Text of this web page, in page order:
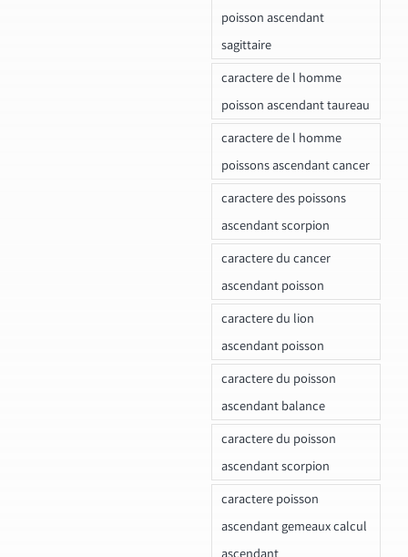
poisson ascendant
sagittaire
caractere de l homme
poisson ascendant taureau
caractere de l homme
poissons ascendant cancer
caractere des poissons
ascendant scorpion
caractere du cancer
ascendant poisson
caractere du lion
ascendant poisson
caractere du poisson
ascendant balance
caractere du poisson
ascendant scorpion
caractere poisson
ascendant gemeaux calcul
ascendant